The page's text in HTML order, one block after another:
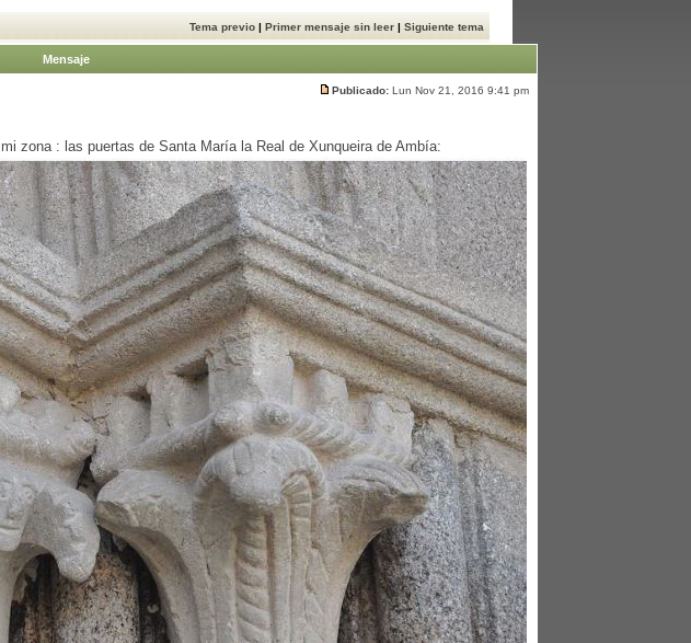
Tema previo | Primer mensaje sin leer | Siguiente tema
Mensaje
Publicado: Lun Nov 21, 2016 9:41 pm
zona : las puertas de Santa María la Real de Xunqueira de Ambía: